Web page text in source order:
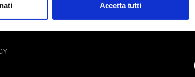
Accetta tutti